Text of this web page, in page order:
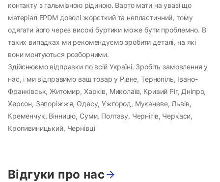
контакту з гальмівною рідиною. Варто мати на увазі що
матеріал EPDM доволі жорсткий та непластичний, тому
одягати його через високі буртики може бути проблемно. В
таких випадках ми рекомендуємо зробити деталі, на які
вони монтуються розборними.
Здійснюємо відправки по всій Україні. Зробіть замовлення у
нас, і ми відправимо ваш товар у Рівне, Тернопіль, Івано-
Франківськ, Житомир, Харків, Миколаїв, Кривий Ріг, Дніпро,
Херсон, Запоріжжя, Одесу, Ужгород, Мукачеве, Львів,
Кременчук, Вінницю, Суми, Полтаву, Чернігів, Черкаси,
Кропивиницький, Чернівці
Відгуки про нас